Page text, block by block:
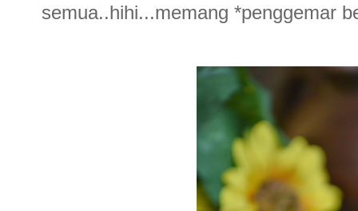
semua..hihi...memang *penggemar